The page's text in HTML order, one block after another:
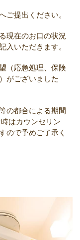
ご提出ください。
現在のお口の状況
入いただきます。
（応急処理、保険
がございました
の都合による期間
はカウンセリン
ので予めご了承く